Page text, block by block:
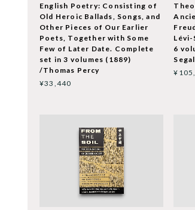
English Poetry: Consisting of
Old Heroic Ballads, Songs, and
Other Pieces of Our Earlier
Poets, Together with Some
Few of Later Date. Complete
set in 3 volumes (1889)
/Thomas Percy
¥33,440
6
Segal